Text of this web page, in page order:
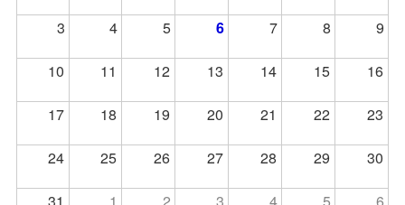
3 4 5 6 7 8 9
10 11 12 13 14 15 16
17 18 19 20 21 22 23
24 25 26 27 28 29 30
31 1 2 3 4 5 6